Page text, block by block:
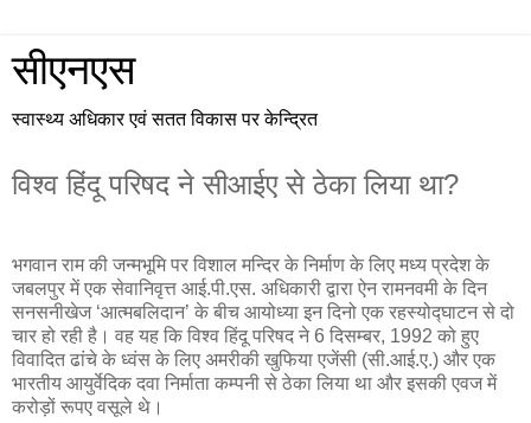
सीएनएस
स्वास्थ्य अधिकार एवं सतत विकास पर केन्द्रित
विश्व हिंदू परिषद ने सीआईए से ठेका लिया था?
भगवान राम की जन्मभूमि पर विशाल मन्दिर के निर्माण के लिए मध्य प्रदेश के
जबलपुर में एक सेवानिवृत्त आई.पी.एस. अधिकारी द्वारा ऐन रामनवमी के दिन
सनसनीखेज ‘आत्मबलिदान’ के बीच आयोध्या इन दिनो एक रहस्योद्घाटन से दो
चार हो रही है। वह यह कि विश्व हिंदू परिषद ने 6 दिसम्बर, 1992 को हुए
विवादित ढांचे के ध्वंस के लिए अमरीकी खुफिया एजेंसी (सी.आई.ए.) और एक
भारतीय आयुर्वेदिक दवा निर्माता कम्पनी से ठेका लिया था और इसकी एवज में
करोड़ों रूपए वसूले थे।